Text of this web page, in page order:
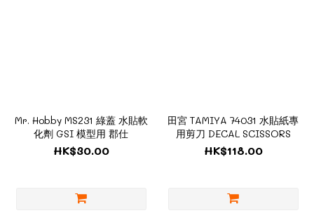
Mr. Hobby MS231 綠蓋 水貼軟
化劑 GSI 模型用 郡仕
HK$30.00
田宮 TAMIYA 74031 水貼紙專
用剪刀 DECAL SCISSORS
HK$118.00